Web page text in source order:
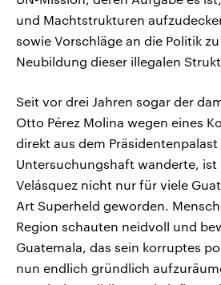
und Machtstrukturen
sowie Vorschläge an die Politik
Neubildung dieser illegalen
Seit vor drei Jahren sogar der
Otto Pérez Molina wegen eines
direkt aus dem Präsidentenpalast
Untersuchungshaft wanderte, ist
Velásquez nicht nur für viele
Art Superheld geworden.
Region schauten neidvoll und
Guatemala, das sein korruptes
nun endlich gründlich